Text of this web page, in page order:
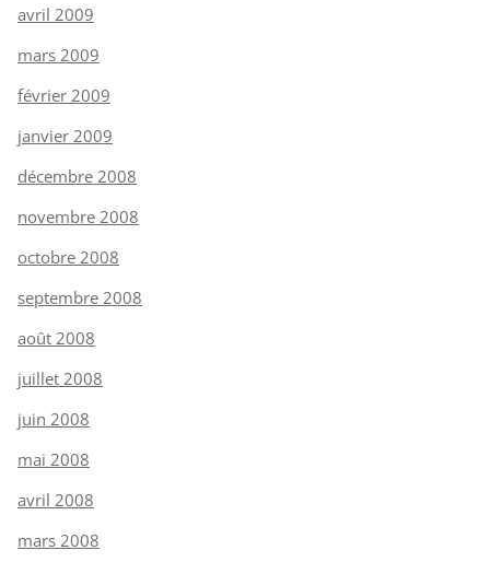
avril 2009
mars 2009
février 2009
janvier 2009
décembre 2008
novembre 2008
octobre 2008
septembre 2008
août 2008
juillet 2008
juin 2008
mai 2008
avril 2008
mars 2008